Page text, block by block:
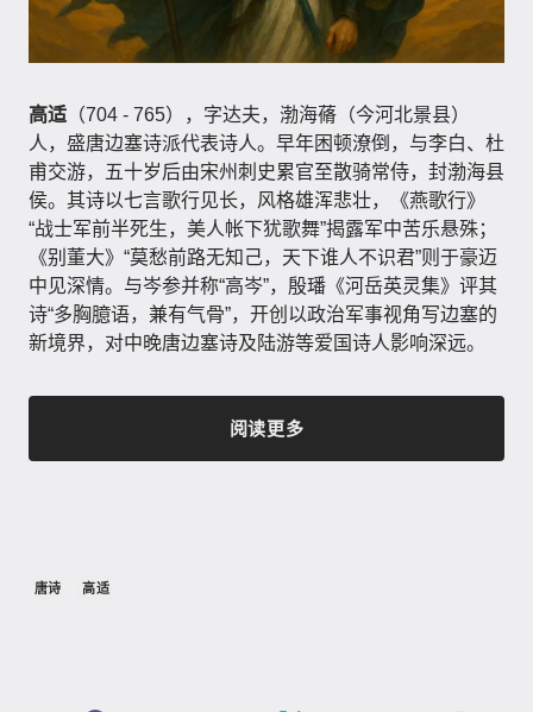
高适 （704 - 765），字达夫，渤海蓨（今河北景县）
人，盛唐边塞诗派代表诗人。早年困顿潦倒，与李白、杜
甫交游，五十岁后由宋州刺史累官至散骑常侍，封渤海县
侯。其诗以七言歌行见长，风格雄浑悲壮，《燕歌行》
“战士军前半死生，美人帐下犹歌舞”揭露军中苦乐悬殊；
《别董大》“莫愁前路无知己，天下谁人不识君”则于豪迈
中见深情。与岑参并称“高岑”，殷璠《河岳英灵集》评其
诗“多胸臆语，兼有气骨”，开创以政治军事视角写边塞的
新境界，对中晚唐边塞诗及陆游等爱国诗人影响深远。
阅读更多
唐诗 高适